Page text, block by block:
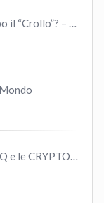
BITCOIN cosa aspettarsi dopo il “Crollo”? – CryptoMonday NEWS w16/’21
COINBASE COIN sul NASDAQ e le CRYPTO volano!